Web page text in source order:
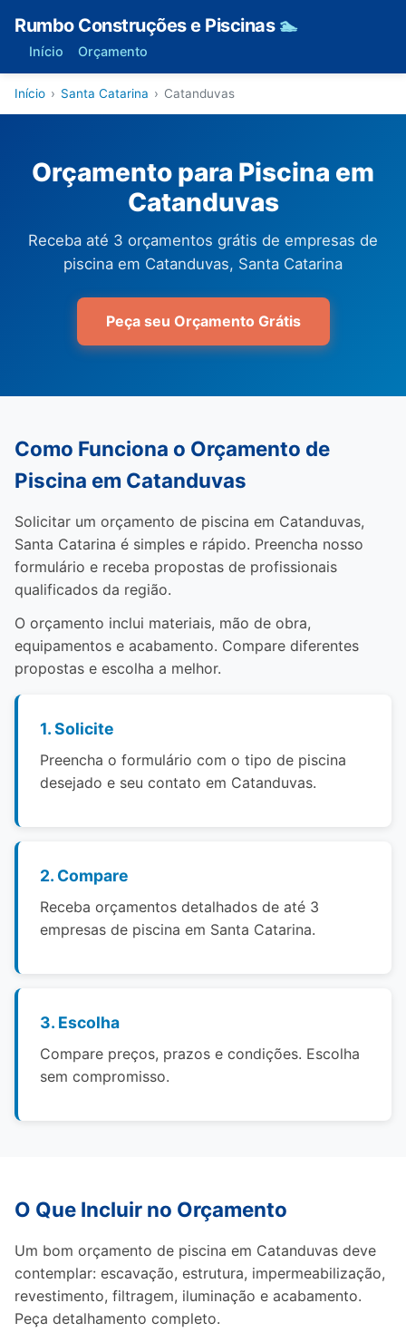
Rumbo Construções e Piscinas 🏊
Início Orçamento
Início › Santa Catarina › Catanduvas
Orçamento para Piscina em
Catanduvas
Receba até 3 orçamentos grátis de empresas de
piscina em Catanduvas, Santa Catarina
Peça seu Orçamento Grátis
Como Funciona o Orçamento de
Piscina em Catanduvas
Solicitar um orçamento de piscina em Catanduvas,
Santa Catarina é simples e rápido. Preencha nosso
formulário e receba propostas de profissionais
qualificados da região.
O orçamento inclui materiais, mão de obra,
equipamentos e acabamento. Compare diferentes
propostas e escolha a melhor.
1. Solicite
Preencha o formulário com o tipo de piscina
desejado e seu contato em Catanduvas.
2. Compare
Receba orçamentos detalhados de até 3
empresas de piscina em Santa Catarina.
3. Escolha
Compare preços, prazos e condições. Escolha
sem compromisso.
O Que Incluir no Orçamento
Um bom orçamento de piscina em Catanduvas deve
contemplar: escavação, estrutura, impermeabilização,
revestimento, filtragem, iluminação e acabamento.
Peça detalhamento completo.